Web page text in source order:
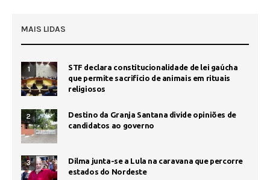
MAIS LIDAS
1
STF declara constitucionalidade de lei gaúcha
que permite sacrifício de animais em rituais
religiosos
2
Destino da Granja Santana divide opiniões de
candidatos ao governo
3
Dilma junta-se a Lula na caravana que percorre
estados do Nordeste